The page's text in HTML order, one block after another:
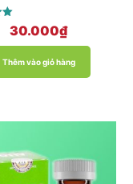
30.000₫
Thêm vào giỏ hàng